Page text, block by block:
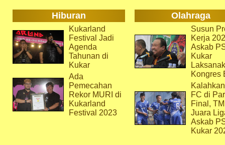
Hiburan Olahraga
Kukarland
Festival Jadi
Agenda
Tahunan di
Kukar
Ada
Pemecahan
Rekor MURI di
Kukarland
Festival 2023
Susun
Kerja
Askab
Kukar
Kongres
FC di
Final,
Juara
Askab
Kukar